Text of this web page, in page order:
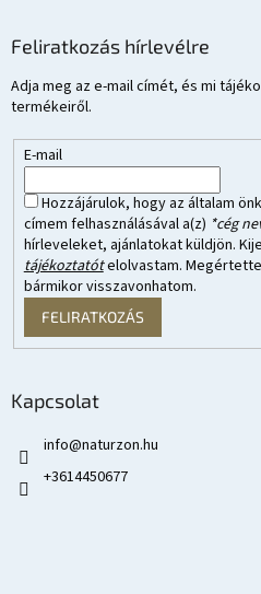
Feliratkozás hírlevélre
Adja meg az e-mail címét, és mi
termékeiről.
E-mail
Hozzájárulok, hogy az általam
címem felhasználásával a(z) *cég
hírleveleket, ajánlatokat küldjön.
tájékoztatótelolvastam.
bármikor visszavonhatom.
FELIRATKOZÁS
Kapcsolat
info@naturzon.hu
+3614450677